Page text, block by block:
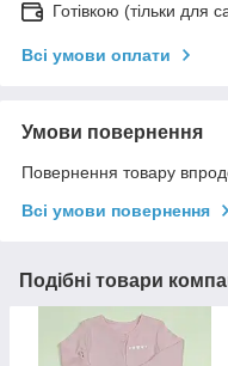
Готівкою (тільки для
Всі умови оплати
Умови повернення
Повернення товару
Всі умови повернення
Подібні товари